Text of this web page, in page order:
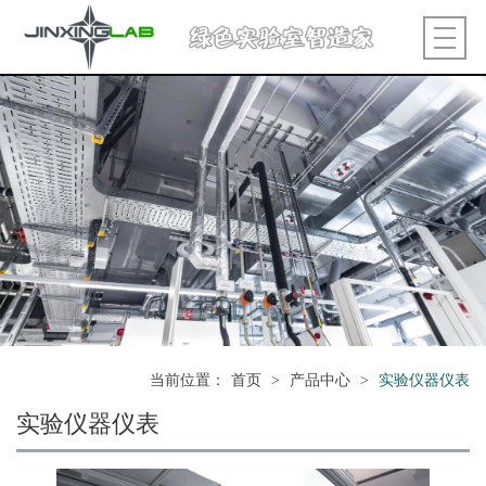
当前位置 ： 首页 > 产品中心 > 实验仪器仪表
实验仪器仪表